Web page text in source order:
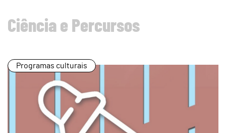
Ciência e Percursos
Programas culturais